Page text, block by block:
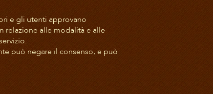
e gli utenti approvano
relazione alle modalità e alle
può negare il consenso, e può